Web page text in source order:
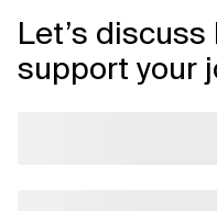
Let’s
support your